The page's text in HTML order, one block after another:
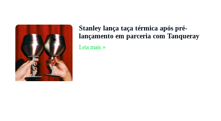
Stanley lança taça térmica após pré-
lançamento em parceria com Tanqueray
Leia mais »